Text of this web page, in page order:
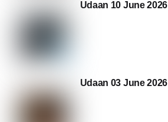
Udaan 10 June 2026
Udaan 03 June 2026